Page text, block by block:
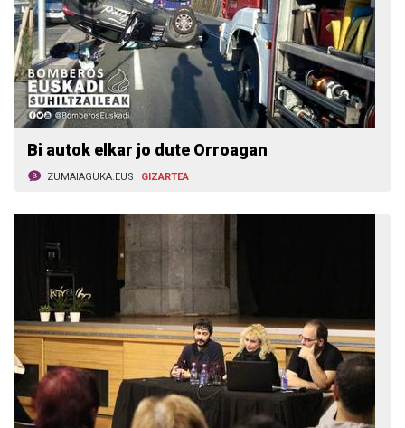
Bi autok elkar jo dute Orroagan
ZUMAIAGUKA.EUS GIZARTEA